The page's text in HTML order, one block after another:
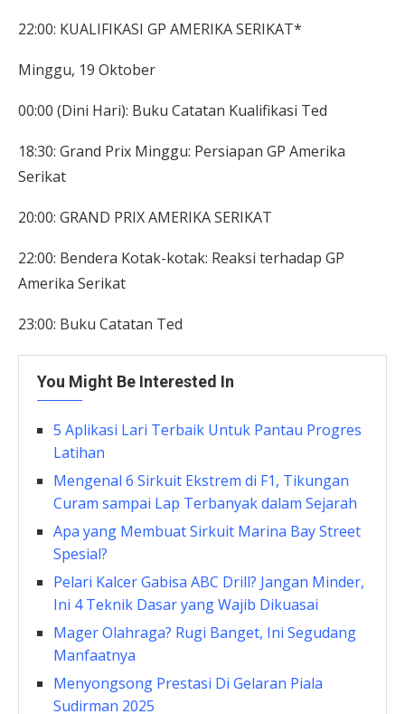
22:00: KUALIFIKASI GP AMERIKA SERIKAT*
Minggu, 19 Oktober
00:00 (Dini Hari): Buku Catatan Kualifikasi Ted
18:30: Grand Prix Minggu: Persiapan GP Amerika
Serikat
20:00: GRAND PRIX AMERIKA SERIKAT
22:00: Bendera Kotak-kotak: Reaksi terhadap GP
Amerika Serikat
23:00: Buku Catatan Ted
You Might Be Interested In
5 Aplikasi Lari Terbaik Untuk Pantau Progres
Latihan
Mengenal 6 Sirkuit Ekstrem di F1, Tikungan
Curam sampai Lap Terbanyak dalam Sejarah
Apa yang Membuat Sirkuit Marina Bay Street
Spesial?
Pelari Kalcer Gabisa ABC Drill? Jangan Minder,
Ini 4 Teknik Dasar yang Wajib Dikuasai
Mager Olahraga? Rugi Banget, Ini Segudang
Manfaatnya
Menyongsong Prestasi Di Gelaran Piala
Sudirman 2025